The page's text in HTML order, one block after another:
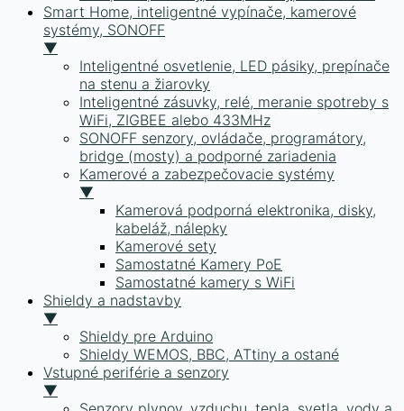
Smart Home, inteligentné vypínače, kamerové
systémy, SONOFF
▼
Inteligentné osvetlenie, LED pásiky, prepínače
na stenu a žiarovky
Inteligentné zásuvky, relé, meranie spotreby s
WiFi, ZIGBEE alebo 433MHz
SONOFF senzory, ovládače, programátory,
bridge (mosty) a podporné zariadenia
Kamerové a zabezpečovacie systémy
▼
Kamerová podporná elektronika, disky,
kabeláž, nálepky
Kamerové sety
Samostatné Kamery PoE
Samostatné kamery s WiFi
Shieldy a nadstavby
▼
Shieldy pre Arduino
Shieldy WEMOS, BBC, ATtiny a ostané
Vstupné periférie a senzory
▼